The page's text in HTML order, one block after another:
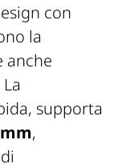
con
la
anche
supporta
,